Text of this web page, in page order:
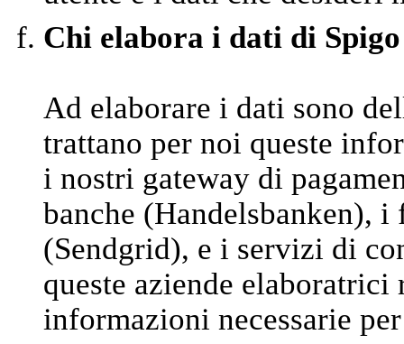
Chi elabora i dati di Spigo
Ad elaborare i dati sono
trattano per noi queste
i nostri gateway di
banche (Handelsbanken),
(Sendgrid), e i servizi di
queste aziende
informazioni necessarie